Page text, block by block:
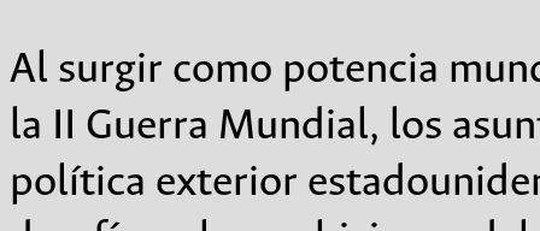
Al surgir como potencia
la II Guerra Mundial, los
política exterior